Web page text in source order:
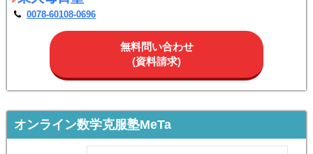
0078-60108-0696
無料問い合わせ
(資料請求)
オンライン数学克服塾MeTa